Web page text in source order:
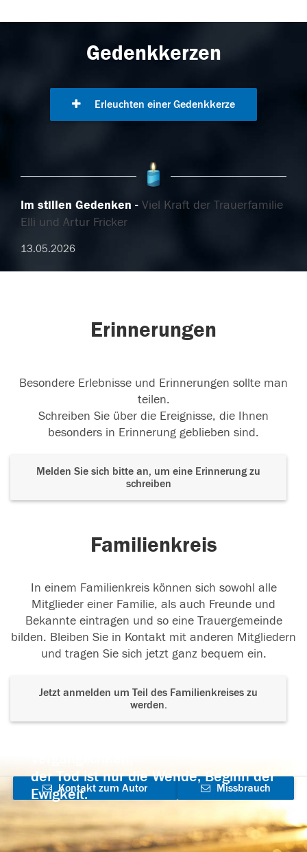
Gedenkkerzen
Erleuchten einer Gedenkkerze
Im stillen Gedenken
Viel Kraft der Trauerfamilie
Elli und Artur Fricker
13.05.2026
Erinnerungen
Besondere Erlebnisse und Erinnerungen sollte man
teilen.
Schreiben Sie über die Ereignisse, die Ihnen
besonders in Erinnerung geblieben sind.
Melden Sie sich bitte an, um eine Erinnerung zu
schreiben
Familienkreis
In einem Familienkreis können sich sowohl alle
Mitglieder einer Familie, als auch Freunde und
Bekannte eintragen und so eine Trauergemeinde
bilden. Bleiben Sie in Kontakt mit anderen Mitgliedern
und tragen Sie sich jetzt ganz bequem ein.
Jetzt anmelden um Teil des Familienkreises zu
werden.
der Tod ist nur die Wende, Beginn der
Ewigkeit.
Kontakt zum Autor
aufnehmen
Missbrauch